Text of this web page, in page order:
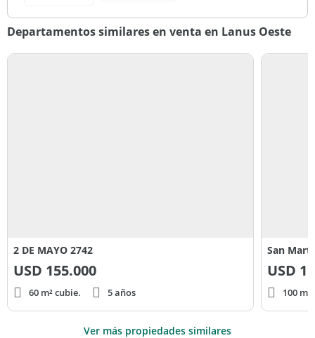
Departamentos similares en venta en Lanus Oeste
2 DE MAYO 2742
USD 155.000
60 m² cubie. 5 años
San
USD
100
Ver más propiedades similares